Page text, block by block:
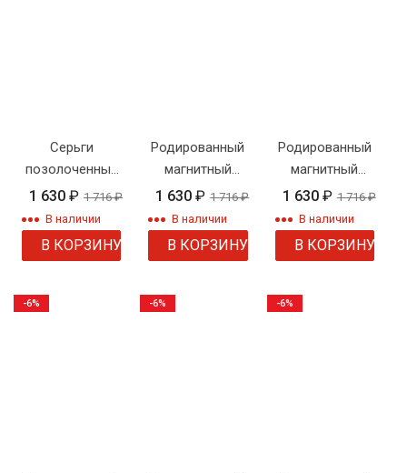
Серьги
позолоченные
с камнем 1 2 1
2
1 630 ₽ 1 716₽
В наличии
В КОРЗИНУ
Родированный
магнитный
браслет
Steelnov
B41455
1 630₽ 1 716₽
В наличии
В КОРЗИНУ
Родированный
магнитный
браслет
Steelnov
B41456
1 630 ₽ 1 716₽
В наличии
В КОРЗИНУ
-6% -6% -6%